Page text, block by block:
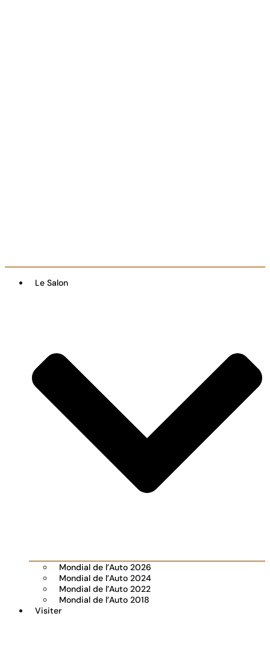
Le Salon
Mondial de l’Auto 2026
Mondial de l’Auto 2024
Mondial de l’Auto 2022
Mondial de l’Auto 2018
Visiter